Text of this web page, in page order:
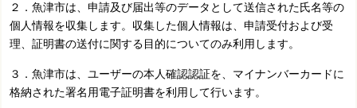
２．魚津市は、申請及び届出等のデータとして送信された氏名等の
個人情報を収集します。収集した個人情報は、申請受付および受
理、証明書の送付に関する目的についてのみ利用します。
３．魚津市は、ユーザーの本人確認認証を、マイナンバーカードに
格納された署名用電子証明書を利用して行います。